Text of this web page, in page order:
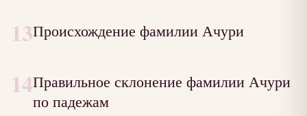
13Происхождение фамилии Ачури
14Правильное склонение фамилии Ачури
по падежам